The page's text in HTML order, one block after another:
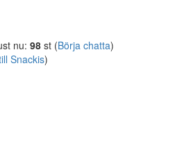
nu: 98 st (Börja chatta)
Snackis)